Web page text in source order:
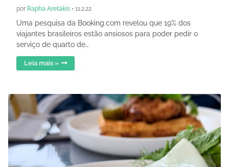
por Rapha Aretakis • 11.2.22
Uma pesquisa da Booking.com revelou que 19% dos
viajantes brasileiros estão ansiosos para poder pedir o
serviço de quarto de…
Leia mais »